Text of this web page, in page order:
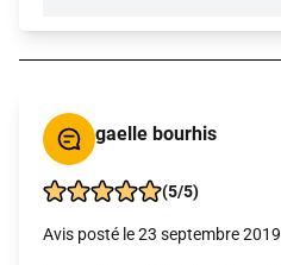
gaelle bourhis
(5/5)
Avis posté le 23 septembre 2019